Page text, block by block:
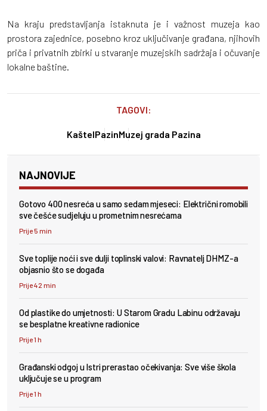
Na kraju predstavljanja istaknuta je i važnost muzeja kao
prostora zajednice, posebno kroz uključivanje građana, njihovih
priča i privatnih zbirki u stvaranje muzejskih sadržaja i očuvanje
lokalne baštine.
TAGOVI:
KaštelPazinMuzej grada Pazina
NAJNOVIJE
Gotovo 400 nesreća u samo sedam mjeseci: Električni romobili
sve češće sudjeluju u prometnim nesrećama
Prije 5 min
Sve toplije noći i sve dulji toplinski valovi: Ravnatelj DHMZ-a
objasnio što se događa
Prije 42 min
Od plastike do umjetnosti: U Starom Gradu Labinu održavaju
se besplatne kreativne radionice
Prije 1 h
Građanski odgoj u Istri prerastao očekivanja: Sve više škola
uključuje se u program
Prije 1 h